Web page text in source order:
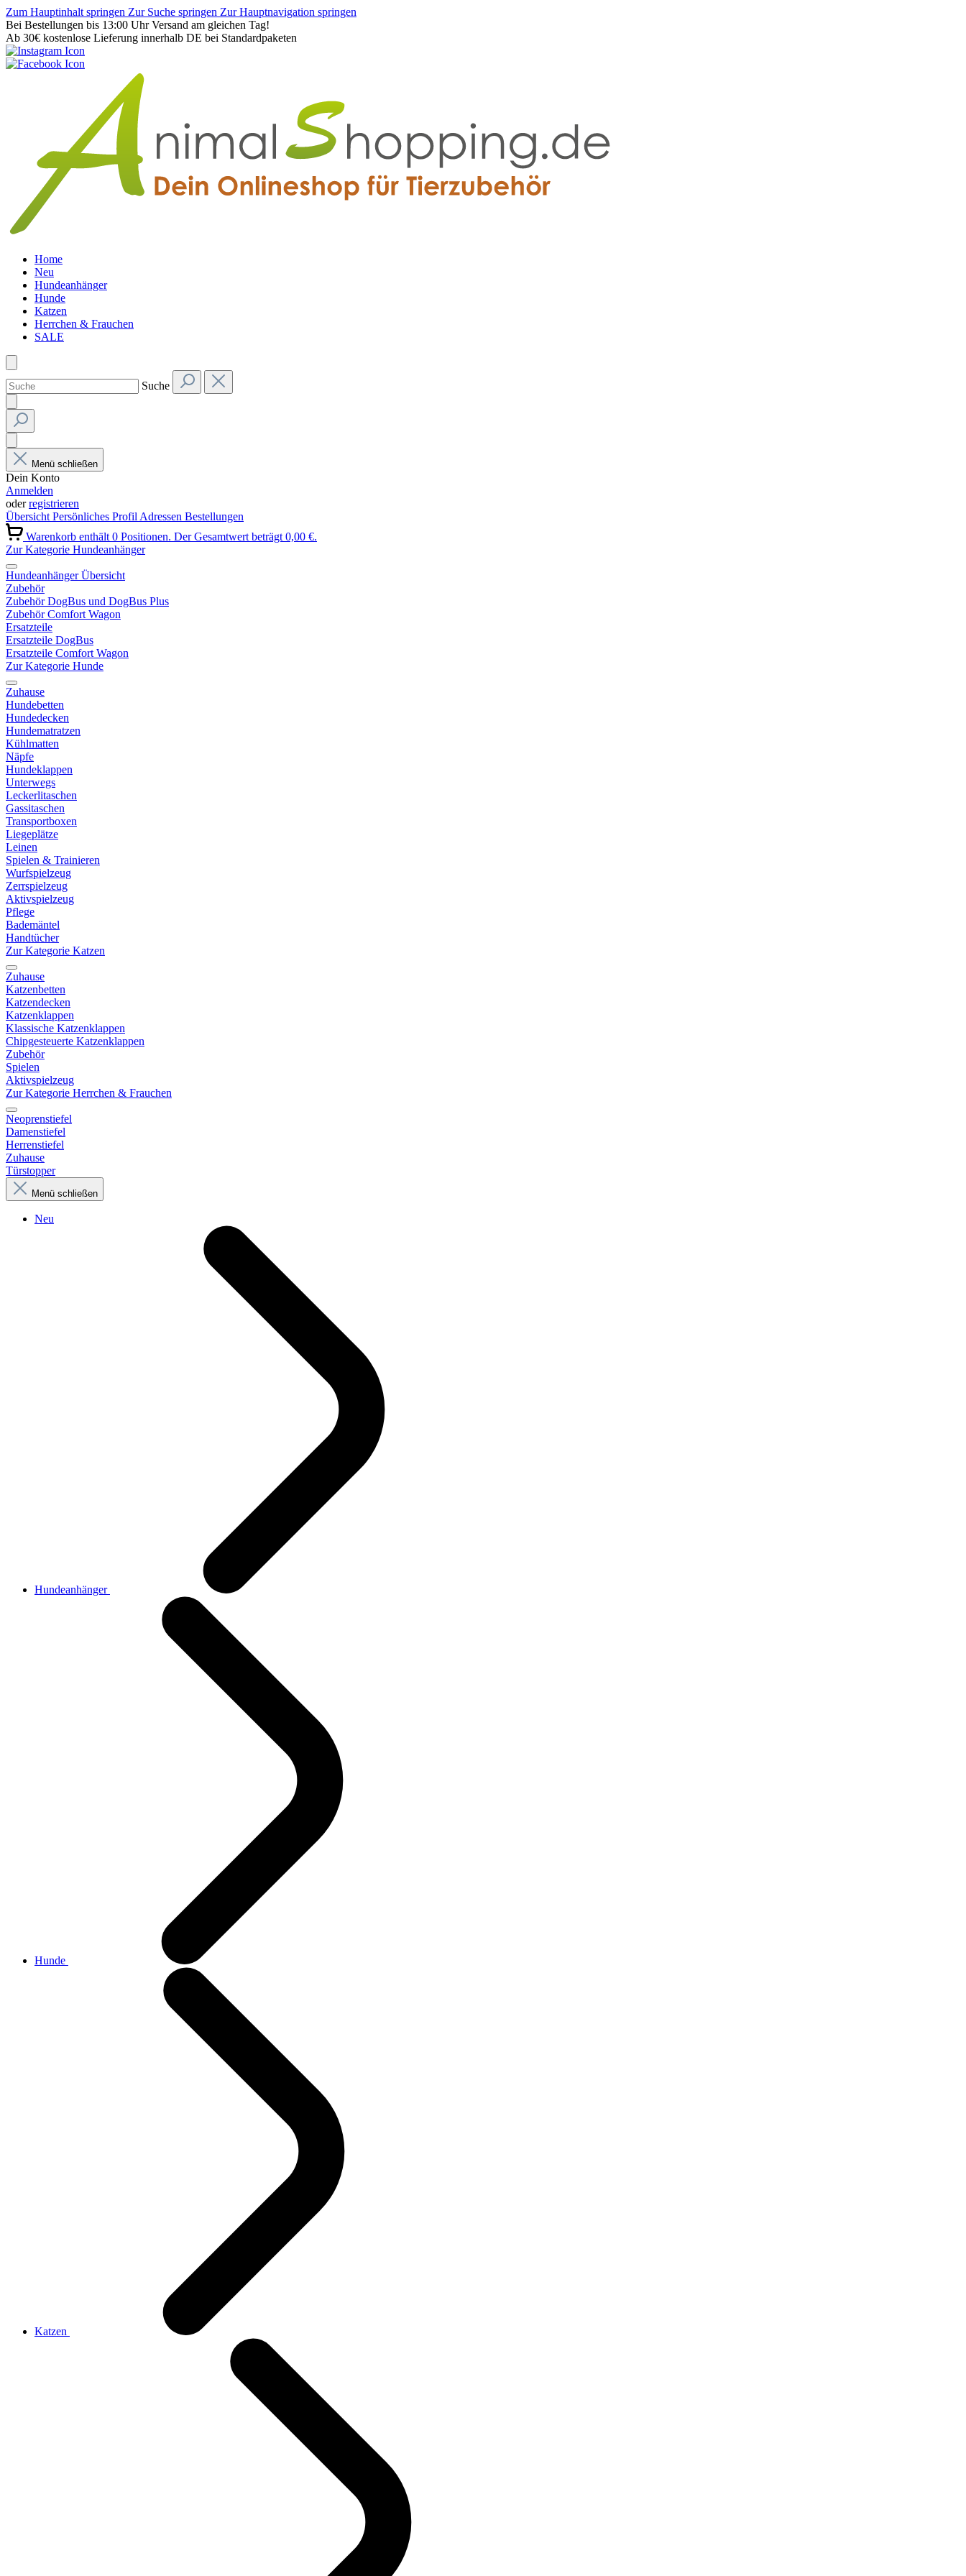
Zum Hauptinhalt springen Zur Suche springen Zur Hauptnavigation springen
Bei Bestellungen bis 13:00 Uhr Versand am gleichen Tag!
Ab 30€ kostenlose Lieferung innerhalb DE bei Standardpaketen
Home
Neu
Hundeanhänger
Hunde
Katzen
Herrchen & Frauchen
SALE
Suche
Menü schließen
Dein Konto
Anmelden
oderregistrieren
ÜbersichtPersönliches ProfilAdressen Bestellungen
Warenkorb enthält 0 Positionen. Der Gesamtwert beträgt 0,00 €.
Zur Kategorie Hundeanhänger
Hundeanhänger Übersicht
Zubehör
Zubehör DogBus und DogBus Plus
Zubehör Comfort Wagon
Ersatzteile
Ersatzteile DogBus
Ersatzteile Comfort Wagon
Zur Kategorie Hunde
Zuhause
Hundebetten
Hundedecken
Hundematratzen
Kühlmatten
Näpfe
Hundeklappen
Unterwegs
Leckerlitaschen
Gassitaschen
Transportboxen
Liegeplätze
Leinen
Spielen & Trainieren
Wurfspielzeug
Zerrspielzeug
Aktivspielzeug
Pflege
Bademäntel
Handtücher
Zur Kategorie Katzen
Zuhause
Katzenbetten
Katzendecken
Katzenklappen
Klassische Katzenklappen
Chipgesteuerte Katzenklappen
Zubehör
Spielen
Aktivspielzeug
Zur Kategorie Herrchen & Frauchen
Neoprenstiefel
Damenstiefel
Herrenstiefel
Zuhause
Türstopper
Menü schließen
Neu
Hundeanhänger
Hunde
Katzen